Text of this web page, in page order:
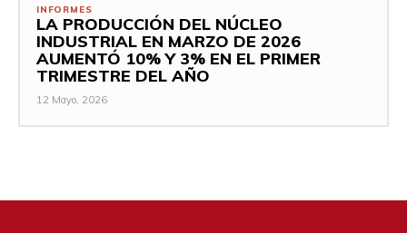
INFORMES
LA PRODUCCIÓN DEL NÚCLEO
INDUSTRIAL EN MARZO DE 2026
AUMENTÓ 10% Y 3% EN EL PRIMER
TRIMESTRE DEL AÑO
12 Mayo, 2026